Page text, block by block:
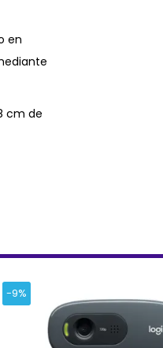
en
cm de
-9%